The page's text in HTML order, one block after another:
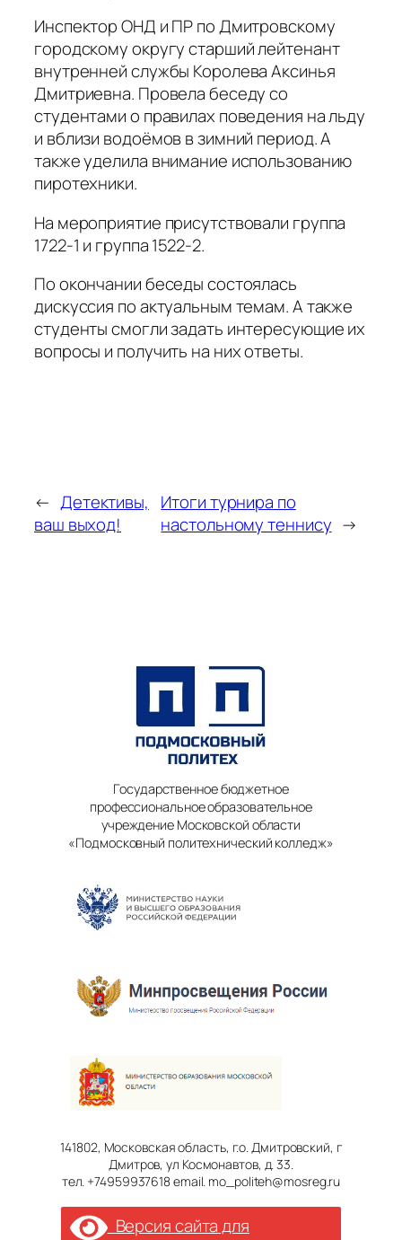
Инспектор ОНД и ПР по Дмитровскому
городскому округу старший лейтенант
внутренней службы Королева Аксинья
Дмитриевна. Провела беседу со
студентами о правилах поведения на льду
и вблизи водоёмов в зимний период. А
также уделила внимание использованию
пиротехники.
На мероприятие присутствовали группа
1722-1 и группа 1522-2.
По окончании беседы состоялась
дискуссия по актуальным темам. А также
студенты смогли задать интересующие их
вопросы и получить на них ответы.
← Детективы,
ваш выход!
Итоги турнира по
настольному теннису →
Государственное бюджетное
профессиональное образовательное
учреждение Московской области
«Подмосковный политехнический колледж»
141802, Московская область, г.о. Дмитровский, г
Дмитров, ул Космонавтов, д. 33.
тел. +74959937618 email. mo_politeh@mosreg.ru
Версия сайта для